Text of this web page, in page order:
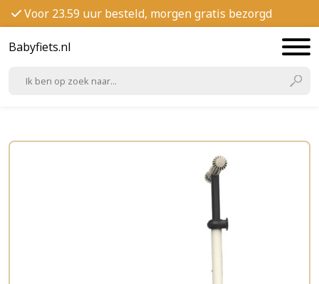
Voor 23.59 uur besteld, morgen gratis bezorgd
Babyfiets.nl